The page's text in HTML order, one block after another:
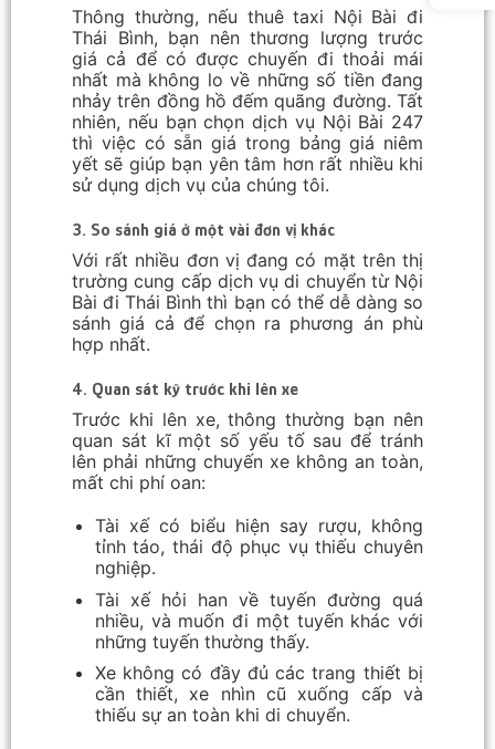
Thông thường, nếu thuê taxi Nội Bài đi
Thái Bình, bạn nên thương lượng trước
giá cả để có được chuyến đi thoải mái
nhất mà không lo về những số tiền đang
nhảy trên đồng hồ đếm quãng đường. Tất
nhiên, nếu bạn chọn dịch vụ Nội Bài 247
thì việc có sẵn giá trong bảng giá niêm
yết sẽ giúp bạn yên tâm hơn rất nhiều khi
sử dụng dịch vụ của chúng tôi.
3. So sánh giá ở một vài đơn vị khác
Với rất nhiều đơn vị đang có mặt trên thị
trường cung cấp dịch vụ di chuyển từ Nội
Bài đi Thái Bình thì bạn có thể dễ dàng so
sánh giá cả để chọn ra phương án phù
hợp nhất.
4. Quan sát kỹ trước khi lên xe
Trước khi lên xe, thông thường bạn nên
quan sát kĩ một số yếu tố sau để tránh
lên phải những chuyến xe không an toàn,
mất chi phí oan:
Tài xế có biểu hiện say rượu, không
tỉnh táo, thái độ phục vụ thiếu chuyên
nghiệp.
Tài xế hỏi han về tuyến đường quá
nhiều, và muốn đi một tuyến khác với
những tuyến thường thấy.
Xe không có đầy đủ các trang thiết bị
cần thiết, xe nhìn cũ xuống cấp và
thiếu sự an toàn khi di chuyển.